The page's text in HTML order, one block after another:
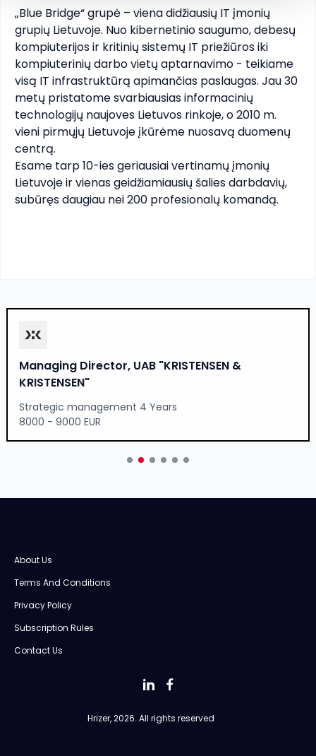
„Blue Bridge“ grupė – viena didžiausių IT įmonių
grupių Lietuvoje. Nuo kibernetinio saugumo, debesų
kompiuterijos ir kritinių sistemų IT priežiūros iki
kompiuterinių darbo vietų aptarnavimo - teikiame
visą IT infrastruktūrą apimančias paslaugas. Jau 30
metų pristatome svarbiausias informacinių
technologijų naujoves Lietuvos rinkoje, o 2010 m.
vieni pirmųjų Lietuvoje įkūrėme nuosavą duomenų
centrą.
Esame tarp 10-ies geriausiai vertinamų įmonių
Lietuvoje ir vienas geidžiamiausių šalies darbdavių,
subūręs daugiau nei 200 profesionalų komandą.
Manager in Global Compliance & Reporting,
UAB "ERNST & YOUNG BALTIC"
Financial control 4 Years
4500 - 5500 EUR
Hrizer, 2026. All rights reserved
About Us
Terms And Conditions
Privacy Policy
Subscription Rules
Contact Us